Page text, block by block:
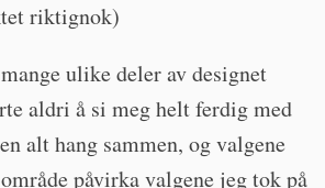
riktignok)
ulike deler av designet
aldri å si meg helt ferdig med
alt hang sammen, og valgene
påvirka valgene jeg tok på